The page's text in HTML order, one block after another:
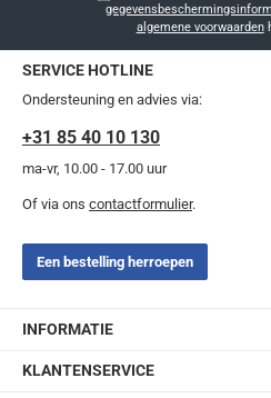
algemene voorwaarden
SERVICE HOTLINE
Ondersteuning en advies via:
+31 85 40 10 130
ma-vr, 10.00 - 17.00 uur
Of via ons contactformulier.
Een bestelling herroepen
INFORMATIE
KLANTENSERVICE